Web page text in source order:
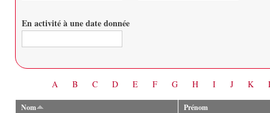
En activité à une date donnée
A B C D E F G H I J K
Nom Prénom